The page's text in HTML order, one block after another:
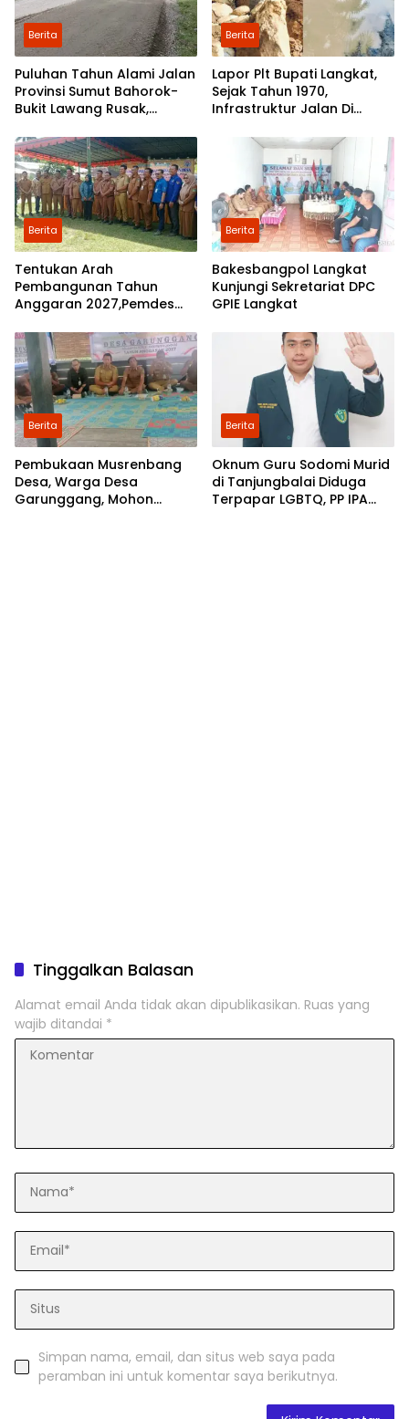
Berita
Puluhan Tahun Alami Jalan
Provinsi Sumut Bahorok-
Bukit Lawang Rusak,
Perbaikan
Berita
Lapor Plt Bupati Langkat,
Sejak Tahun 1970,
Infrastruktur Jalan Di
Diperhatikan Pemerintah
Kabupaten Langkat
Berita
Tentukan Arah
Pembangunan Tahun
Anggaran 2027,Pemdes
Musrenbang
Berita
Bakesbangpol Langkat
Kunjungi Sekretariat DPC
GPIE Langkat
Berita
Pembukaan Musrenbang
Desa, Warga Desa
Garunggang, Mohon
Berita
Oknum Guru Sodomi Murid
di Tanjungbalai Diduga
Terpapar LGBTQ, PP IPA
Tinggalkan Balasan
Alamat email Anda tidak akan dipublikasikan. Ruas yang
wajib ditandai *
Simpan nama, email, dan situs web saya pada
peramban ini untuk komentar saya berikutnya.